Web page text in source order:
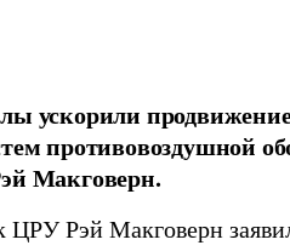
ускорили
противовоздушной
Макговерн.
Рэй Макговерн